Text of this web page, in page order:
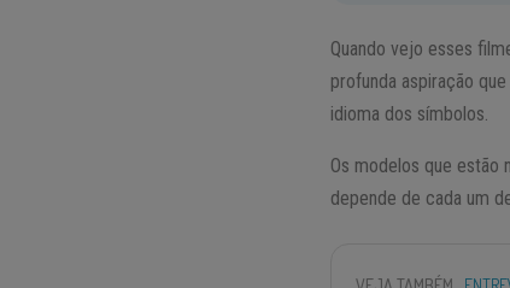
Quando vejo esses
profunda aspiração
idioma dos símbolos.
Os modelos que estão
depende de cada um